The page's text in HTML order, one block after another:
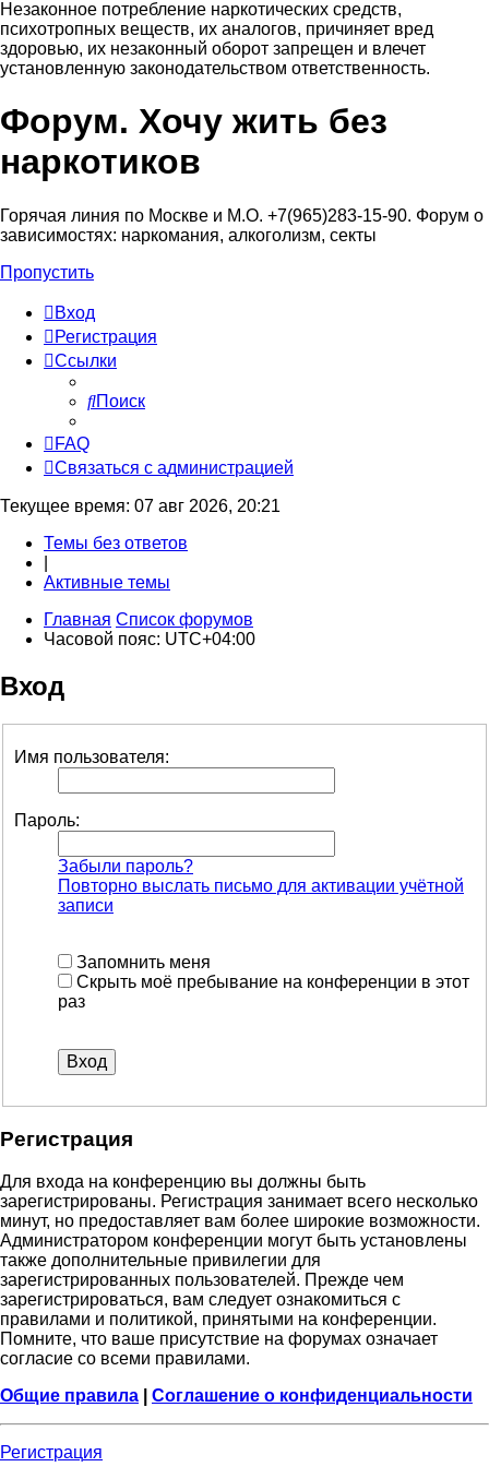
Незаконное потребление наркотических средств,
психотропных веществ, их аналогов, причиняет вред
здоровью, их незаконный оборот запрещен и влечет
установленную законодательством ответственность.
Регистрация
Форум. Хочу жить без
наркотиков
Горячая линия по Москве и М.О. +7(965)283-15-90. Форум о
зависимостях: наркомания, алкоголизм, секты
Пропустить
Вход
Регистрация
Ссылки
Поиск
FAQ
Связаться с администрацией
Текущее время: 07 авг 2026, 20:21
Темы без ответов
Активные темы
Главная Список форумов
Часовой пояс: UTC+04:00
Вход
Имя пользователя:
Пароль:
Забыли пароль?
Повторно выслать письмо для активации учётной
записи
Запомнить меня
Скрыть моё пребывание на конференции в этот
раз
Регистрация
Для входа на конференцию вы должны быть
зарегистрированы. Регистрация занимает всего несколько
минут, но предоставляет вам более широкие возможности.
Администратором конференции могут быть установлены
также дополнительные привилегии для
зарегистрированных пользователей. Прежде чем
зарегистрироваться, вам следует ознакомиться с
правилами и политикой, принятыми на конференции.
Помните, что ваше присутствие на форумах означает
согласие со всеми правилами.
Общие правила
Соглашение о конфиденциальности
Регистрация